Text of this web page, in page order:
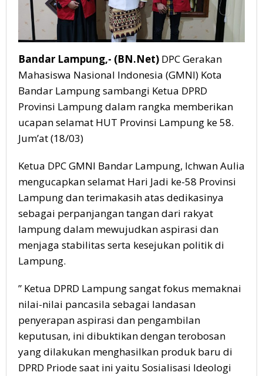
Bandar Lampung,- (BN.Net) DPC Gerakan
Mahasiswa Nasional Indonesia (GMNI) Kota
Bandar Lampung sambangi Ketua DPRD
Provinsi Lampung dalam rangka memberikan
ucapan selamat HUT Provinsi Lampung ke 58.
Jum’at (18/03)
Ketua DPC GMNI Bandar Lampung, Ichwan Aulia
mengucapkan selamat Hari Jadi ke-58 Provinsi
Lampung dan terimakasih atas dedikasinya
sebagai perpanjangan tangan dari rakyat
lampung dalam mewujudkan aspirasi dan
menjaga stabilitas serta kesejukan politik di
Lampung.
” Ketua DPRD Lampung sangat fokus memaknai
nilai-nilai pancasila sebagai landasan
penyerapan aspirasi dan pengambilan
keputusan, ini dibuktikan dengan terobosan
yang dilakukan menghasilkan produk baru di
DPRD Priode saat ini yaitu Sosialisasi Ideologi